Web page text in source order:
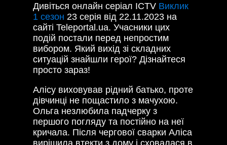
Дивіться онлайн серіал ICTV Виклик
1 сезон 23 серія від 22.11.2023 на
сайті Teleportal.ua. Учасники цих
подій постали перед непростим
вибором. Який вихід зі складних
ситуацій знайшли герої? Дізнайтеся
просто зараз!
Алісу виховував рідний батько, проте
дівчинці не пощастило з мачухою.
Ольга незлюбила падчерку з
першого погляду та постійно на неї
кричала. Після чергової сварки Аліса
вирішила втекти з дому і сховалася в